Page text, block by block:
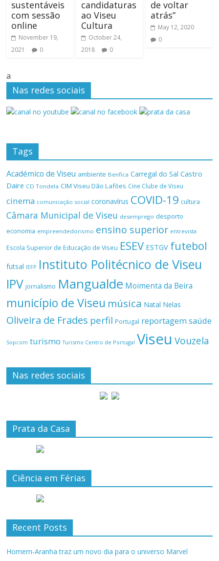
sustentáveis
com sessão
online
November 19,
2021
0
candidaturas
ao Viseu
Cultura
October 24,
2018
0
de voltar
atrás”
May 12, 2020
0
a
Nas redes sociais
Tags
Académico de Viseu ambiente Benfica Carregal do Sal Castro
Daire CD Tondela CIM Viseu Dão Lafões Cine Clube de Viseu
cinema comunicação social coronavírus COVID-19 cultura
Câmara Municipal de Viseu desemprego desporto
economia empreendedorismo ensino superior entrevista
Escola Superior de Educação de Viseu ESEV ESTGV futebol
futsal IEFP Instituto Politécnico de Viseu
IPV jornalismo Mangualde Moimenta da Beira
município de Viseu música Natal Nelas
Oliveira de Frades perfil Portugal reportagemsaúde
Sopcom turismo Turismo Centro de Portugal Viseu Vouzela
Nas redes sociais
Prata da Casa
Ciência em Férias
Recent Posts
Homem-Aranha traz um novo dia para o universo Marvel